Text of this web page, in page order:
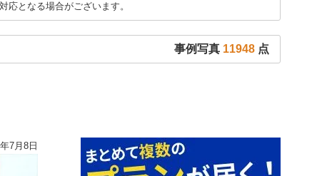
応となる場合がございます。
事例写真 11948 点
7月8日